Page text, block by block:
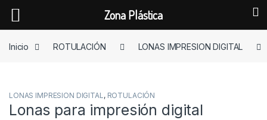
Inicio
ROTULACIÓN LONAS IMPRESION DIGITAL
LONAS IMPRESION DIGITAL, ROTULACIÓN
Lonas para impresión digital
Zona Plástica